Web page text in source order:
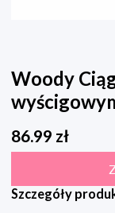
Woody
86.99 zł
Szczegóły